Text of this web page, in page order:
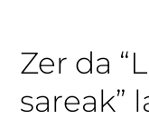
Zer da
sareak”